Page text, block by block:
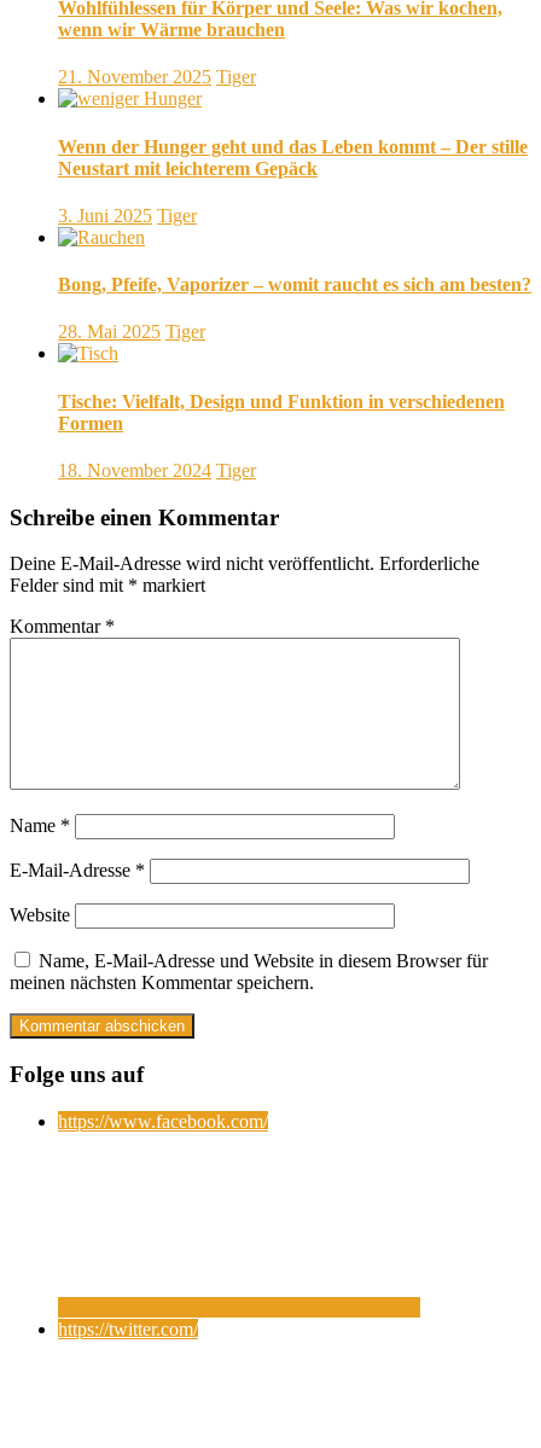
Wohlfühlessen für Körper und Seele: Was wir kochen,
wenn wir Wärme brauchen
21. November 2025 Tiger
Wenn der Hunger geht und das Leben kommt – Der stille
Neustart mit leichterem Gepäck
3. Juni 2025 Tiger
Bong, Pfeife, Vaporizer – womit raucht es sich am besten?
28. Mai 2025 Tiger
Tische: Vielfalt, Design und Funktion in verschiedenen
Formen
18. November 2024 Tiger
Schreibe einen Kommentar
Deine E-Mail-Adresse wird nicht veröffentlicht. Erforderliche
Felder sind mit * markiert
Kommentar *
Name *
E-Mail-Adresse *
Website
Name, E-Mail-Adresse und Website in diesem Browser für
meinen nächsten Kommentar speichern.
Folge uns auf
https://www.facebook.com/
https://twitter.com/